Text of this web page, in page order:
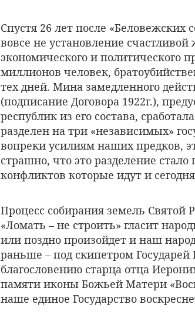
Спустя 26 лет после
вовсе не установление
экономического и политического
миллионов человек,
тех дней. Мина замедленного
(подписание Договора 1922г.),
республик из его состава,
разделен на три «независимых»
вопреки усилиям наших предков,
страшно, что это разделение
конфликтов которые идут и
Процесс собирания земель Святой
«Ломать – не строить» гласит
или поздно произойдет и наш
раньше – под скипетром Государей
благословению старца отца
памяти иконы Божьей Матери
наше единое Государство